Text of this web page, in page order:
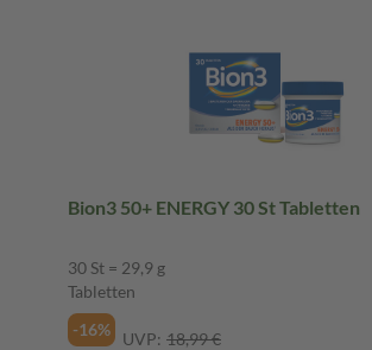
Bion3 50+ ENERGY 30 St Tabletten
30 St = 29,9 g
Tabletten
-16%
UVP: 18,99 €